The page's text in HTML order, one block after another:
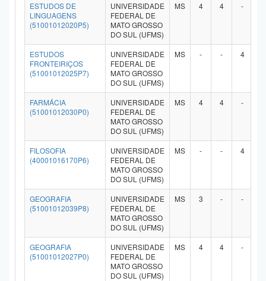
ESTUDOS DE
LINGUAGENS
(51001012020P5)
UNIVERSIDADE
FEDERAL DE
MATO GROSSO
DO SUL (UFMS)
MS 4 4 -
ESTUDOS
FRONTEIRIÇOS
(51001012025P7)
UNIVERSIDADE
FEDERAL DE
MATO GROSSO
DO SUL (UFMS)
MS - - 4
FARMÁCIA
(51001012030P0)
UNIVERSIDADE
FEDERAL DE
MATO GROSSO
DO SUL (UFMS)
MS 4 4 -
FILOSOFIA
(40001016170P6)
UNIVERSIDADE
FEDERAL DE
MATO GROSSO
DO SUL (UFMS)
MS - - 4
GEOGRAFIA
(51001012039P8)
UNIVERSIDADE
FEDERAL DE
MATO GROSSO
DO SUL (UFMS)
MS 3 - -
GEOGRAFIA
(51001012027P0)
UNIVERSIDADE
FEDERAL DE
MATO GROSSO
DO SUL (UFMS)
MS 4 4 -